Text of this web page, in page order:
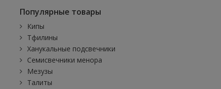
Популярные товары
Кипы
Тфилины
Ханукальные подсвечники
Семисвечники менора
Мезузы
Талиты